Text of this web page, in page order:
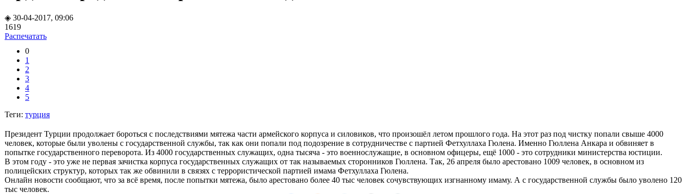
◈ 30-04-2017, 09:06
1619
Распечатать
0
1
2
3
4
5
Теги: турция
Президент Турции продолжает бороться с последствиями мятежа части армейского корпуса и силовиков, что произошёл летом прошлого года. На этот раз под чистку попали свыше 4000
человек, которые были уволены с государственной службы, так как они попали под подозрение в сотрудничестве с партией Фетхуллаха Гюлена. Именно Гюллена Анкара и обвиняет в
попытке государственного переворота. Из 4000 государственных служащих, одна тысяча - это военнослужащие, в основном офицеры, ещё 1000 - это сотрудники министерства юстиции.
В этом году - это уже не первая зачистка корпуса государственных служащих от так называемых сторонников Гюллена. Так, 26 апреля было арестовано 1009 человек, в основном из
полицейских структур, которых так же обвинили в связях с террористической партией имама Фетхуллаха Гюлена.
Онлайн новости сообщают, что за всё время, после попытки мятежа, было арестовано более 40 тыс человек сочувствующих изгнанному имаму. А с государственной службы было уволено 120
тыс человек.